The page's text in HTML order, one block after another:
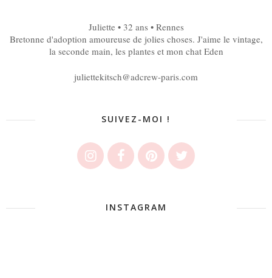
Juliette • 32 ans • Rennes
Bretonne d'adoption amoureuse de jolies choses. J'aime le vintage,
la seconde main, les plantes et mon chat Eden
juliettekitsch@adcrew-paris.com
SUIVEZ-MOI !
INSTAGRAM